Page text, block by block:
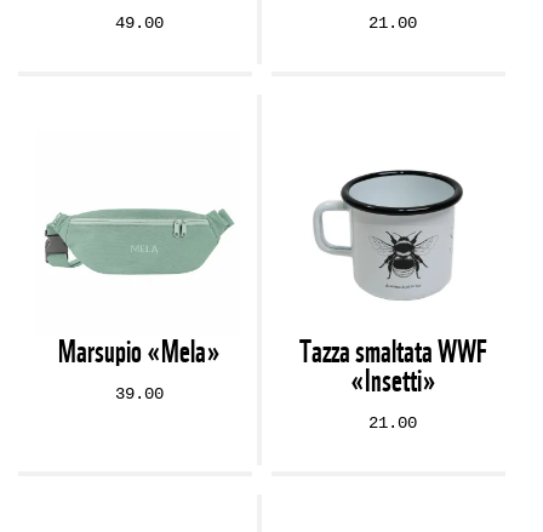
49.00 21.00
Marsupio «Mela»
39.00
Tazza smaltata WWF
«Insetti»
21.00